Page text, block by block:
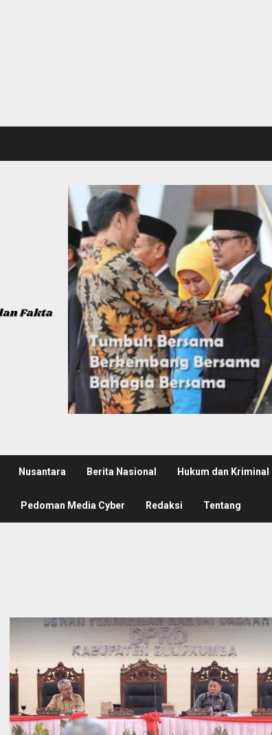
Nusantara Berita Nasional Hukum dan Kriminal
Pedoman Media Cyber Redaksi Tentang